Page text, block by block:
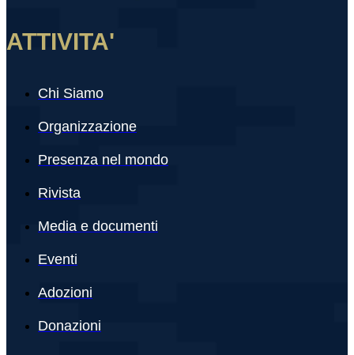
ATTIVITA'
Chi Siamo
Organizzazione
Presenza nel mondo
Rivista
Media e documenti
Eventi
Adozioni
Donazioni